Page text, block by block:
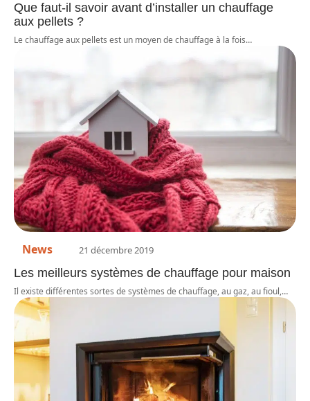
Que faut-il savoir avant d’installer un chauffage
aux pellets ?
Le chauffage aux pellets est un moyen de chauffage à la fois…
News 21 décembre 2019
Les meilleurs systèmes de chauffage pour maison
Il existe différentes sortes de systèmes de chauffage, au gaz, au fioul,…